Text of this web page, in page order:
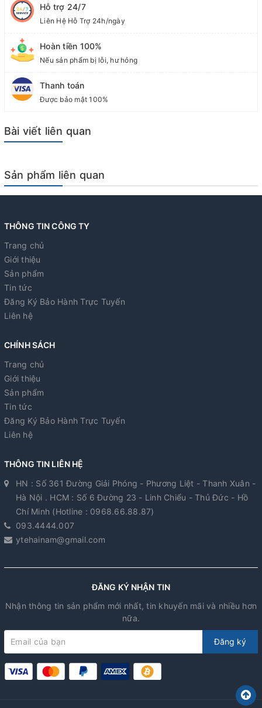
Hỗ trợ 24/7
Liên Hệ Hỗ Trợ 24h/ngày
Hoàn tiền 100%
Nếu sản phẩm bị lỗi, hư hỏng
Thanh toán
Được bảo mật 100%
Bài viết liên quan
Sản phẩm liên quan
THÔNG TIN CÔNG TY
Trang chủ
Giới thiệu
Sản phẩm
Tin tức
Đăng Ký Bảo Hành Trực Tuyến
Liên hệ
CHÍNH SÁCH
Trang chủ
Giới thiệu
Sản phẩm
Tin tức
Đăng Ký Bảo Hành Trực Tuyến
Liên hệ
THÔNG TIN LIÊN HỆ
HN : Số 361 Đường Giải Phóng - Phương Liệt - Thanh Xuân -
Hà Nội . HCM : Số 6 Đường 23 - Linh Chiểu - Thủ Đức - Hồ
Chí Minh (Hotline : 0968.66.88.87)
093.4444.007
ytehainam@gmail.com
ĐĂNG KÝ NHẬN TIN
Nhận thông tin sản phẩm mới nhất, tin khuyến mãi và nhiều hơn
nữa.
Đăng ký